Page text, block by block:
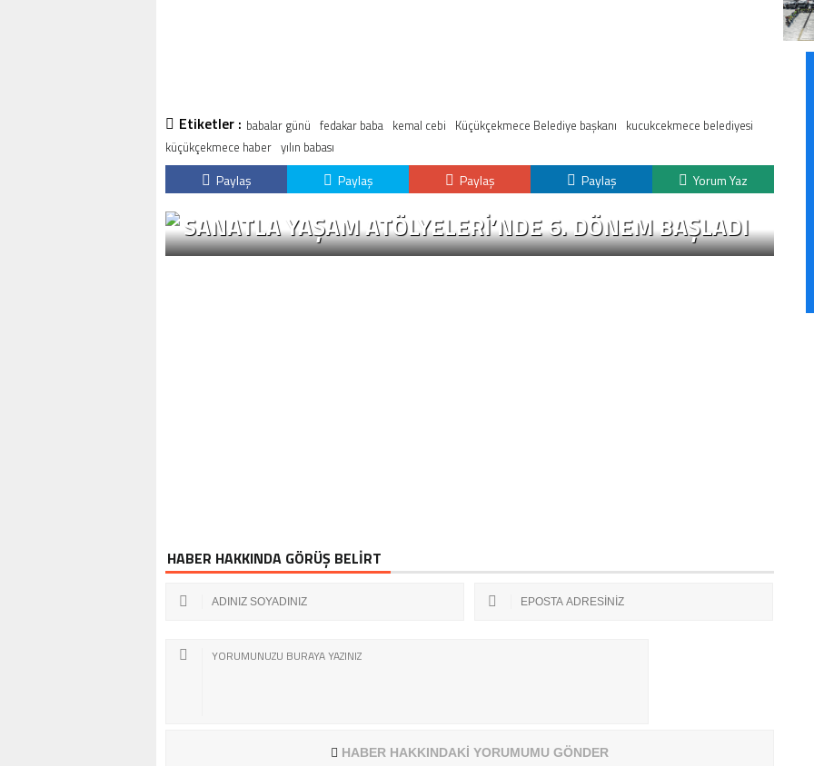
Etiketler : babalar günü fedakar baba kemal cebi Küçükçekmece Belediye başkanı kucukcekmece belediyesi
küçükçekmece haber yılın babası
Paylaş Paylaş Paylaş Paylaş Yorum Yaz
SANATLA YAŞAM ATÖLYELERİ’NDE 6. DÖNEM BAŞLADI
HABER HAKKINDA GÖRÜŞ BELİRT
HABER HAKKINDAKİ YORUMUMU GÖNDER